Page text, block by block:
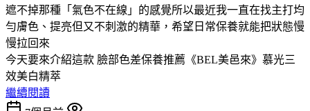
遮不掉那種「氣色不在線」的感覺所以最近我一直在找主打均
勻膚色、提亮但又不刺激的精華，希望日常保養就能把狀態慢
慢拉回來
今天要來介紹這款 臉部色差保養推薦《BEL美邑來》慕光三
效美白精萃
繼續閱讀